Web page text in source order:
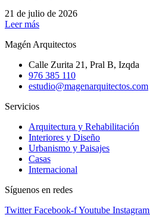
21 de julio de 2026
Leer más
Magén Arquitectos
Calle Zurita 21, Pral B, Izqda
976 385 110
estudio@magenarquitectos.com
Servicios
Arquitectura y Rehabilitación
Interiores y Diseño
Urbanismo y Paisajes
Casas
Internacional
Síguenos en redes
Twitter Facebook-fYoutube Instagram